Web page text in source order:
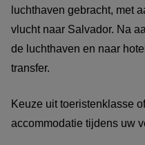
luchthaven gebracht, met
vlucht naar Salvador. Na
de luchthaven en naar
transfer.
Keuze uit toeristenklasse
accommodatie tijdens uw